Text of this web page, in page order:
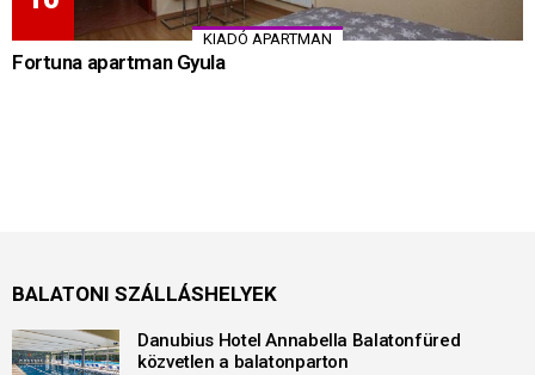
KIADÓ APARTMAN
Fortuna apartman Gyula
BALATONI SZÁLLÁSHELYEK
Danubius Hotel Annabella Balatonfüred
közvetlen a balatonparton